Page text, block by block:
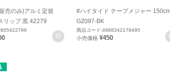
売のみ)アルミ定規
リップ 黒 42279
お気に入りに登録
#ハイタイド テープメジャー
GZ097-BK
商品コード:4988342178495
小売価格 ¥450